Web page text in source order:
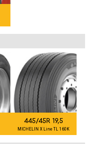
445/45R 19,5
MICHELIN X Line TL 160K